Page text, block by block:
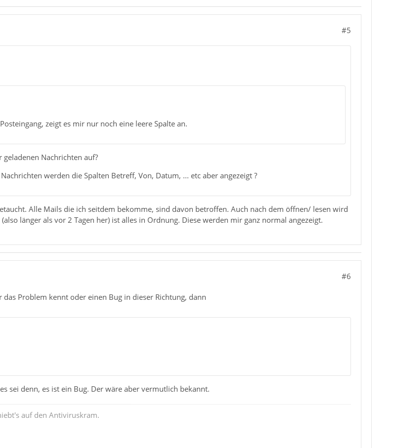
#5
zeigt es mir nur noch eine leere Spalte an.
Nachrichten auf?
werden die Spalten Betreff, Von, Datum, ... etc aber angezeigt ?
Alle Mails die ich seitdem bekomme, sind davon betroffen. Auch nach dem öffnen/ lesen wird
länger als vor 2 Tagen her) ist alles in Ordnung. Diese werden mir ganz normal angezeigt.
#6
Problem kennt oder einen Bug in dieser Richtung, dann
sei denn, es ist ein Bug. Der wäre aber vermutlich bekannt.
auf den Antiviruskram.